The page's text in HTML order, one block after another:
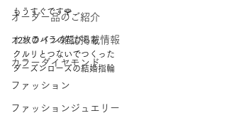
オーダー品のご紹介
オンライン雑誌掲載情報
カラーダイヤモンド
ファッション
ファッションジュエリー
もうすぐです🌹
12枚のバラの花びらを
クルリとつないでつくった
ダーズンローズの結婚指輪